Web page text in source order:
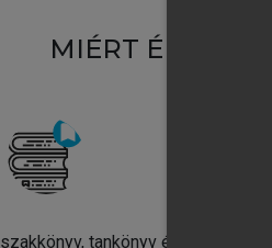
MIÉRT
szakkönyv, tankönyv és